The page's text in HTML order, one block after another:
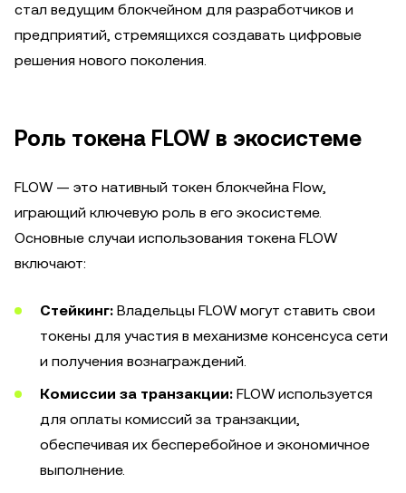
стал ведущим блокчейном для разработчиков и
предприятий, стремящихся создавать цифровые
решения нового поколения.
Роль токена FLOW в экосистеме
FLOW — это нативный токен блокчейна Flow,
играющий ключевую роль в его экосистеме.
Основные случаи использования токена FLOW
включают:
Стейкинг: Владельцы FLOW могут ставить свои
токены для участия в механизме консенсуса сети
и получения вознаграждений.
Комиссии за транзакции: FLOW используется
для оплаты комиссий за транзакции,
обеспечивая их бесперебойное и экономичное
выполнение.